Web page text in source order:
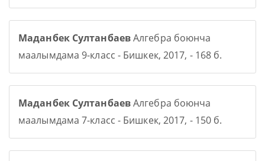
Маданбек СултанбаевАлгебра боюнча
маалымдама 9-класс - Бишкек, 2017, - 168 б.
Маданбек СултанбаевАлгебра боюнча
маалымдама 7-класс - Бишкек, 2017, - 150 б.